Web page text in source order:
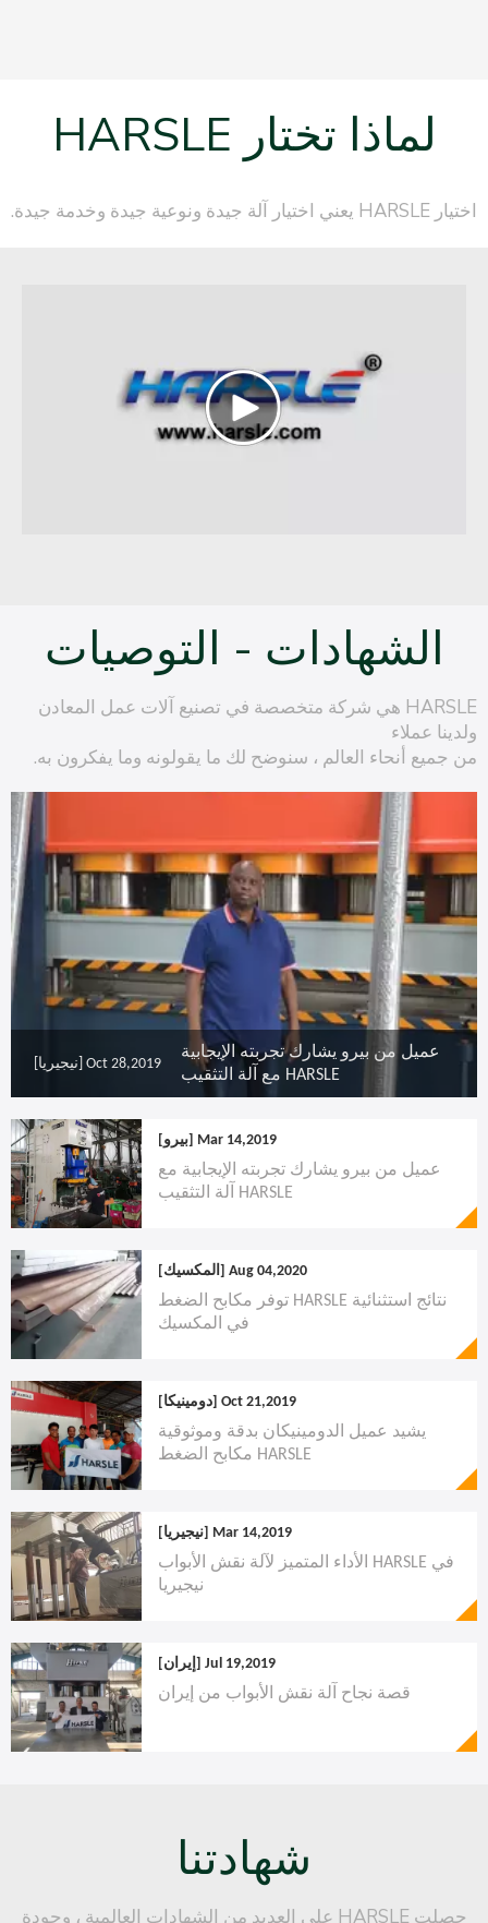
لماذا تختار HARSLE
اختيار HARSLE يعني اختيار آلة جيدة ونوعية جيدة وخدمة جيدة.
الشهادات - التوصيات
HARSLE هي شركة متخصصة في تصنيع آلات عمل المعادن
ولدينا عملاء
من جميع أنحاء العالم ، سنوضح لك ما يقولونه وما يفكرون به.
Oct 28,2019
عميل من بيرو يشارك تجربته الإيجابية
مع آلة التثقيب HARSLE
[بيرو] Mar 14,2019
عميل من بيرو يشارك تجربته الإيجابية مع
آلة التثقيب HARSLE
[المكسيك] Aug 04,2020
توفر مكابح الضغط HARSLE نتائج استثنائية
في المكسيك
[دومينيكا] Oct 21,2019
يشيد عميل الدومينيكان بدقة وموثوقية
مكابح الضغط HARSLE
[نيجيريا] Mar 14,2019
الأداء المتميز لآلة نقش الأبواب HARSLE في
نيجيريا
[إيران] Jul 19,2019
قصة نجاح آلة نقش الأبواب من إيران
شهادتنا
حصلت HARSLE على العديد من الشهادات العالمية ، وجودة